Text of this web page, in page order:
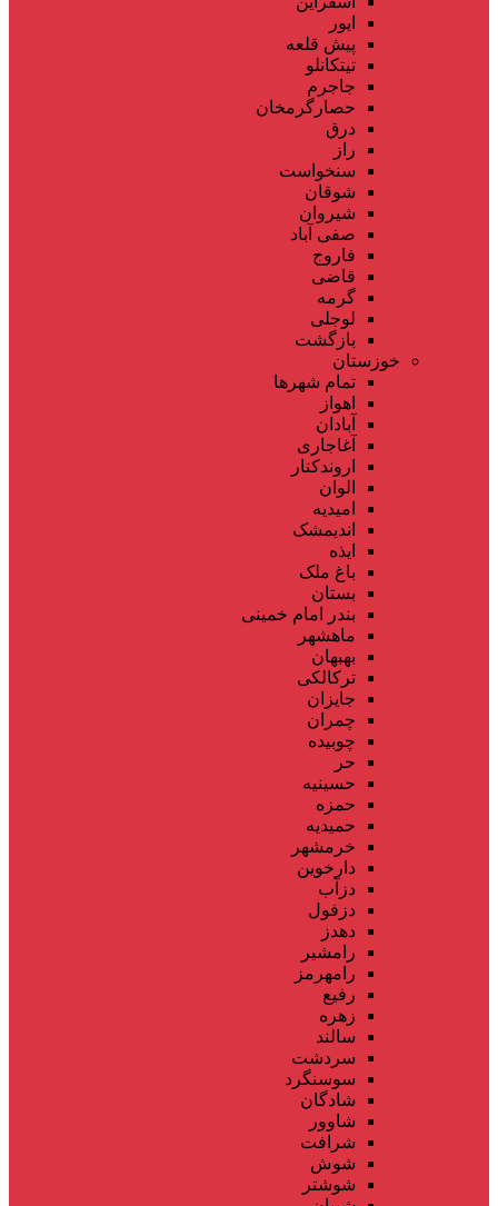
ایور
پیش قلعه
تیتکانلو
جاجرم
حصارگرمخان
درق
راز
سنخواست
شوقان
شیروان
صفی آباد
فاروج
قاضی
گرمه
لوجلی
بازگشت
خوزستان
تمام شهر‌ها
اهواز
آبادان
آغاجاری
اروندکنار
الوان
امیدیه
اندیمشک
ایذه
باغ ملک
بستان
بندر امام خمینی
ماهشهر
بهبهان
ترکالکی
جایزان
چمران
چوبیده
حر
حسینیه
حمزه
حمیدیه
خرمشهر
دارخوین
دزآب
دزفول
دهدز
رامشیر
رامهرمز
رفیع
زهره
سالند
سردشت
سوسنگرد
شادگان
شاوور
شرافت
شوش
شوشتر